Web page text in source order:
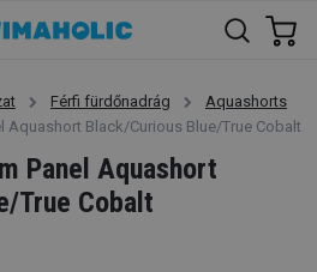
Férfi fürdőnadrág
Aquashorts
Aquashort Black/Curious Blue/True Cobalt
Panel Aquashort
True Cobalt